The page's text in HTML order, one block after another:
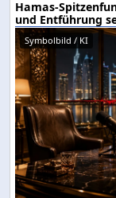
Hamas-
und Entführung
Symbolbild / KI